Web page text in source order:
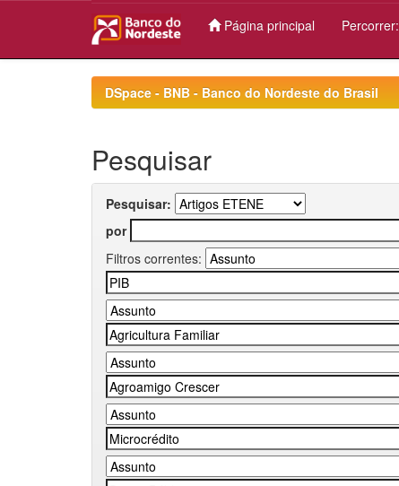
Página principal Percorrer:
DSpace - BNB - Banco do Nordeste do Brasil
Pesquisar
Pesquisar:
por
Filtros correntes: